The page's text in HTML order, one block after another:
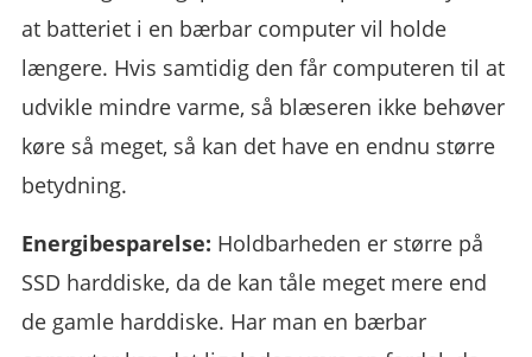
at batteriet i en bærbar computer vil holde
længere. Hvis samtidig den får computeren til at
udvikle mindre varme, så blæseren ikke behøver
køre så meget, så kan det have en endnu større
betydning.
Energibesparelse: Holdbarheden er større på
SSD harddiske, da de kan tåle meget mere end
de gamle harddiske. Har man en bærbar